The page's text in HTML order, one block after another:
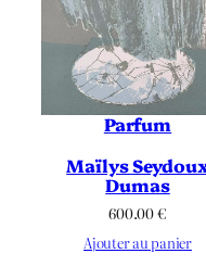
Parfum
Maïlys
Dumas
600.00€
Ajouter au panier